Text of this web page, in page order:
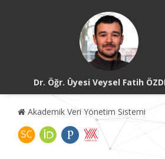
Dr. Öğr. Üyesi Veysel Fatih
Akademik Veri Yönetim Sistemi